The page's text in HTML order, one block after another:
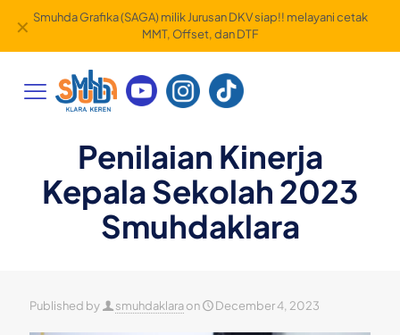
Smuhda Grafika (SAGA) milik Jurusan DKV siap!! melayani cetak
MMT, Offset, dan DTF
✕
Penilaian Kinerja
Kepala Sekolah 2023
Smuhdaklara
Published by smuhdaklaraon December 4, 2023